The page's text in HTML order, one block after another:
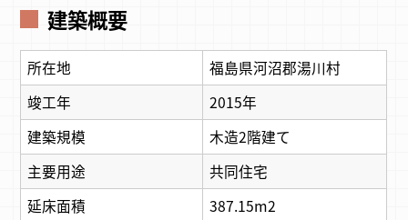
建築概要
所在地
福島県河沼郡湯川村
竣工年
2015年
建築規模
木造2階建て
主要用途
共同住宅
延床面積
387.15m2